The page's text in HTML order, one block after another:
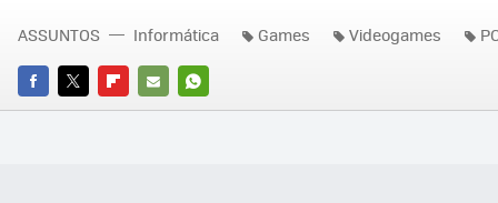
FACEBOOK
TWITTERFLIPBOARD
E-
WHATSAPP
ASSUNTOS Informática Games Videogames